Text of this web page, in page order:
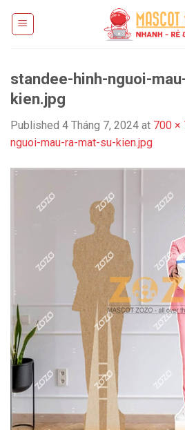
standee-hinh-nguoi-
kien.jpg
Published 4 Tháng 7, 2024 at 700 ×
nguoi-mau-ra-mat-su-kien.jpg